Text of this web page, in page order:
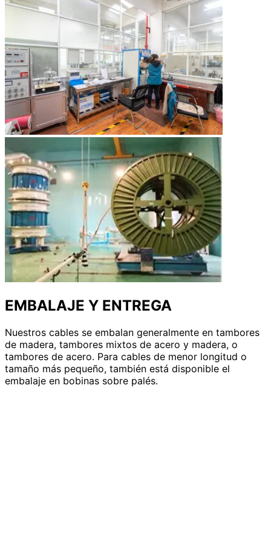
EMBALAJE Y ENTREGA
Nuestros cables se embalan generalmente en tambores
de madera, tambores mixtos de acero y madera, o
tambores de acero. Para cables de menor longitud o
tamaño más pequeño, también está disponible el
embalaje en bobinas sobre palés.